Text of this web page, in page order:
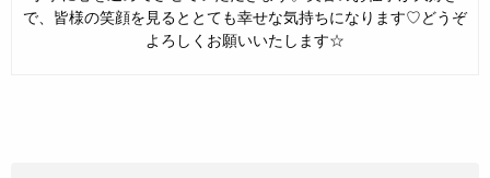
で、皆様の笑顔を見るととても幸せな気持ちになります♡どうぞ
よろしくお願いいたします☆